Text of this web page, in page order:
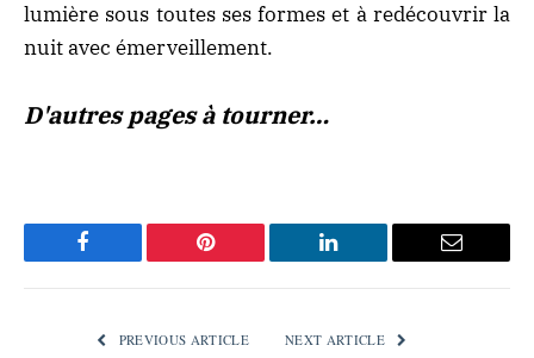
lumière sous toutes ses formes et à redécouvrir la
nuit avec émerveillement.
D'autres pages à tourner…
Facebook Pinterest LinkedIn Email
PREVIOUS ARTICLE NEXT ARTICLE